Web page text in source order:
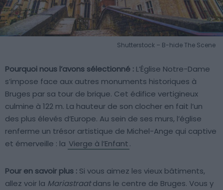
Shutterstock – B-hide The Scene
Pourquoi nous l’avons sélectionné : L’Église Notre-Dame
s’impose face aux autres monuments historiques à
Bruges par sa tour de brique. Cet édifice vertigineux
culmine à 122 m. La hauteur de son clocher en fait l’un
des plus élevés d’Europe. Au sein de ses murs, l’église
renferme un trésor artistique de Michel-Ange qui captive
et émerveille : la Vierge à l’Enfant.
Pour en savoir plus : Si vous aimez les vieux bâtiments,
allez voir la Mariastraatdans le centre de Bruges. Vous y